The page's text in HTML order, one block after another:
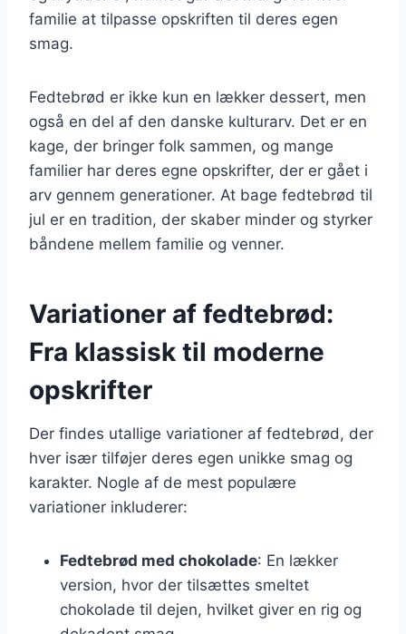
familie at tilpasse opskriften til deres egen
smag.
Fedtebrød er ikke kun en lækker dessert, men
også en del af den danske kulturarv. Det er en
kage, der bringer folk sammen, og mange
familier har deres egne opskrifter, der er gået i
arv gennem generationer. At bage fedtebrød til
jul er en tradition, der skaber minder og styrker
båndene mellem familie og venner.
Variationer af fedtebrød:
Fra klassisk til moderne
opskrifter
Der findes utallige variationer af fedtebrød, der
hver især tilføjer deres egen unikke smag og
karakter. Nogle af de mest populære
variationer inkluderer:
Fedtebrød med chokolade: En lækker
version, hvor der tilsættes smeltet
chokolade til dejen, hvilket giver en rig og